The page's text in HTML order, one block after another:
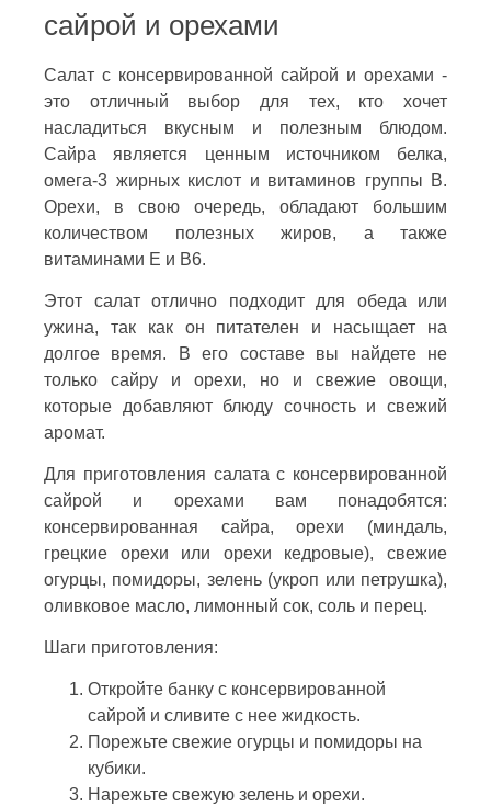
сайрой и орехами
Салат с консервированной сайрой и орехами -
это отличный выбор для тех, кто хочет
насладиться вкусным и полезным блюдом.
Сайра является ценным источником белка,
омега-3 жирных кислот и витаминов группы В.
Орехи, в свою очередь, обладают большим
количеством полезных жиров, а также
витаминами Е и В6.
Этот салат отлично подходит для обеда или
ужина, так как он питателен и насыщает на
долгое время. В его составе вы найдете не
только сайру и орехи, но и свежие овощи,
которые добавляют блюду сочность и свежий
аромат.
Для приготовления салата с консервированной
сайрой и орехами вам понадобятся:
консервированная сайра, орехи (миндаль,
грецкие орехи или орехи кедровые), свежие
огурцы, помидоры, зелень (укроп или петрушка),
оливковое масло, лимонный сок, соль и перец.
Шаги приготовления:
Откройте банку с консервированной
сайрой и сливите с нее жидкость.
Порежьте свежие огурцы и помидоры на
кубики.
Нарежьте свежую зелень и орехи.